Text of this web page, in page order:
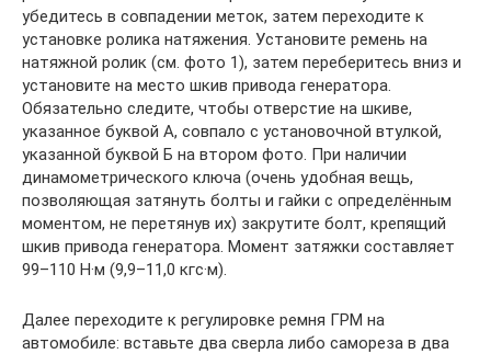
убедитесь в совпадении меток, затем переходите к
установке ролика натяжения. Установите ремень на
натяжной ролик (см. фото 1), затем переберитесь вниз и
установите на место шкив привода генератора.
Обязательно следите, чтобы отверстие на шкиве,
указанное буквой А, совпало с установочной втулкой,
указанной буквой Б на втором фото. При наличии
динамометрического ключа (очень удобная вещь,
позволяющая затянуть болты и гайки с определённым
моментом, не перетянув их) закрутите болт, крепящий
шкив привода генератора. Момент затяжки составляет
99–110 Н·м (9,9–11,0 кгс·м).
Далее переходите к регулировке ремня ГРМ на
автомобиле: вставьте два сверла либо самореза в два